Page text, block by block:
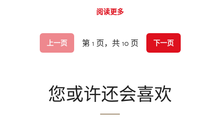
阅读更多
上一页 第 1 页，共 10 页 下一页
您或许还会喜欢